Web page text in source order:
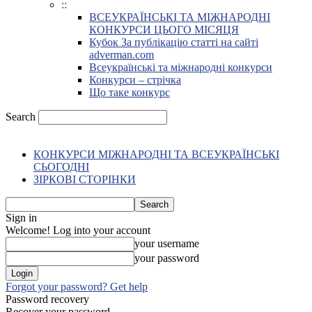
::
ВСЕУКРАЇНСЬКІ ТА МІЖНАРОДНІ
КОНКУРСИ ЦЬОГО МІСЯЦЯ
Кубок За публікацію статті на сайті
adverman.com
Всеукраїнські та міжнародні конкурси
Конкурси – стрічка
Що таке конкурс
Search
КОНКУРСИ МІЖНАРОДНІ ТА ВСЕУКРАЇНСЬКІ
СЬОГОДНІ
ЗІРКОВІ СТОРІНКИ
Sign in
Welcome! Log into your account
your username
your password
Forgot your password? Get help
Password recovery